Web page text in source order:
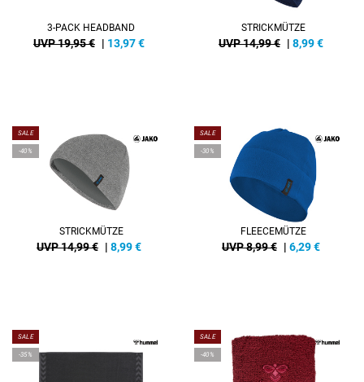
3-PACK HEADBAND
UVP 19,95 € | 13,97€
STRICKMÜTZE
UVP 14,99 € | 8,99€
SALE
-40%
STRICKMÜTZE
UVP 14,99 € | 8,99€
SALE
-30%
FLEECEMÜTZE
UVP 8,99 € | 6,29€
SALE
-35%
SALE
-40%